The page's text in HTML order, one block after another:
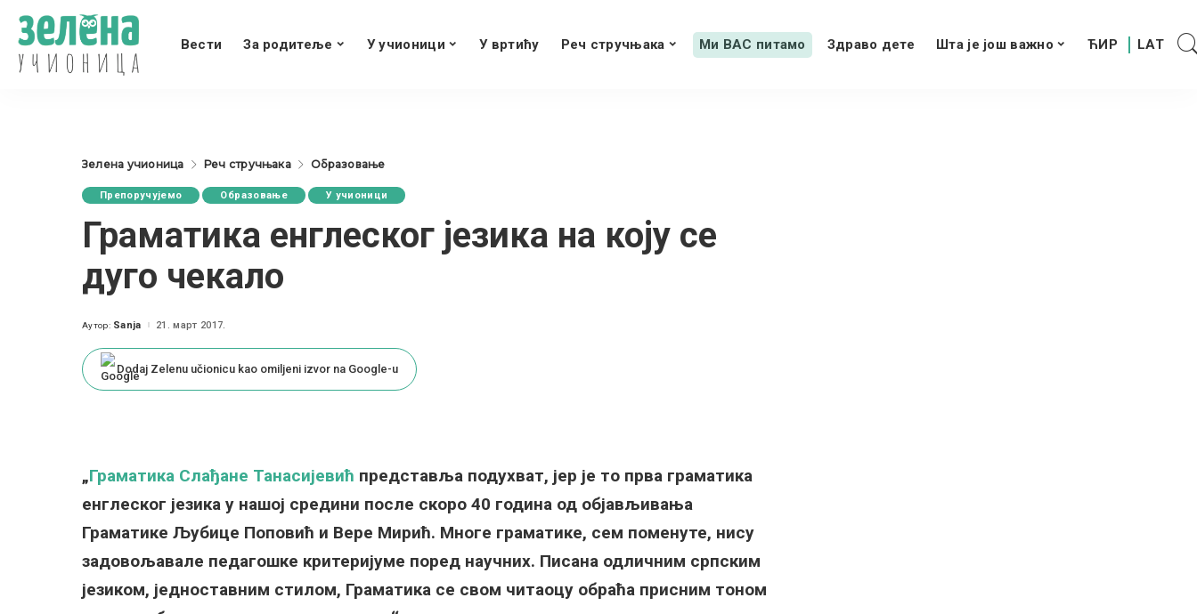
Вести За родитеље У учионици У вртићу Реч стручњака Ми ВАС питамо Здраво дете Шта је још важно
Зелена учионица Реч стручњака Образовање
Препоручујемо Образовање У учионици
Граматика енглеског језика на коју се
дуго чекало
Posted
Аутор: Sanja 21. март 2017.
Dodaj Zelenu učionicu kao omiljeni izvor na Google-u
„Граматика Слађане Танасијевић представља подухват, јер је то прва граматика
енглеског језика у нашој средини после скоро 40 година од објављивања
Граматике Љубице Поповић и Вере Мирић. Многе граматике, сем поменуте, нису
задовољавале педагошке критеријуме поред научних. Писана одличним српским
језиком, једноставним стилом, Граматика се свом читаоцу обраћа присним тоном